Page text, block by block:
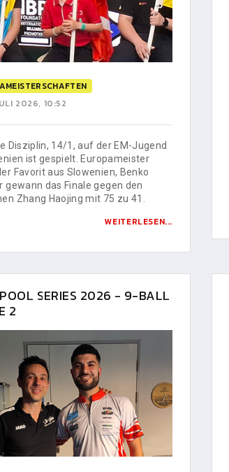
2026, 10:52
Disziplin, 14/1, auf der EM-Jugend
ist gespielt. Europameister
Favorit aus Slowenien, Benko
gewann das Finale gegen den
Zhang Haojing mit 75 zu 41.
WEITERLESEN...
SERIES 2026 - 9-BALL
2